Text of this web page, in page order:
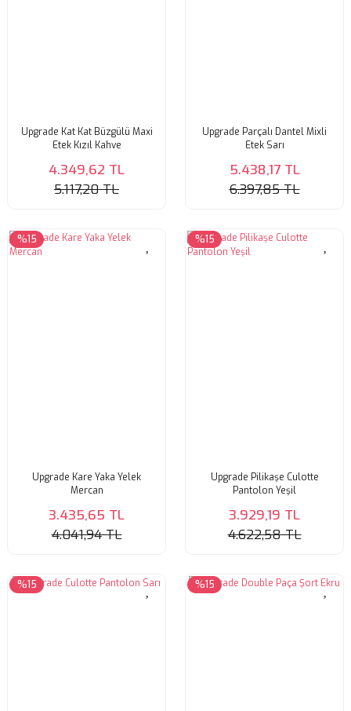
Upgrade Kat Kat Büzgülü Maxi
Etek Kızıl Kahve
4.349,62 TL
5.117,20 TL
Upgrade Parçalı Dantel Mixli
Etek Sarı
5.438,17 TL
6.397,85 TL
%15
Upgrade Kare Yaka Yelek
Mercan
3.435,65 TL
4.041,94 TL
%15
Upgrade Pilikaşe Culotte
Pantolon Yeşil
3.929,19 TL
4.622,58 TL
%15 %15